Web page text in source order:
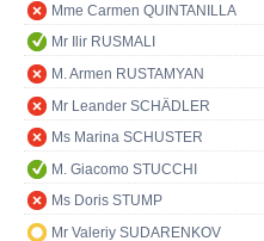
Mme Carmen QUINTANILLA
Mr Ilir RUSMALI
M. Armen RUSTAMYAN
Mr Leander SCHÄDLER
Ms Marina SCHUSTER
M. Giacomo STUCCHI
Ms Doris STUMP
Mr Valeriy SUDARENKOV